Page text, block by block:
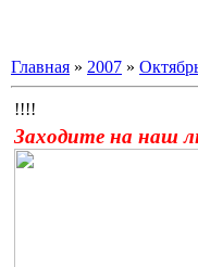
Главная » 2007 »
!!!!
Заходите на наш